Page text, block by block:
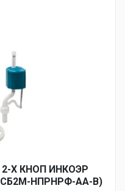
Х КНОП ИНКОЭР
НПРНРФ-АА-В)